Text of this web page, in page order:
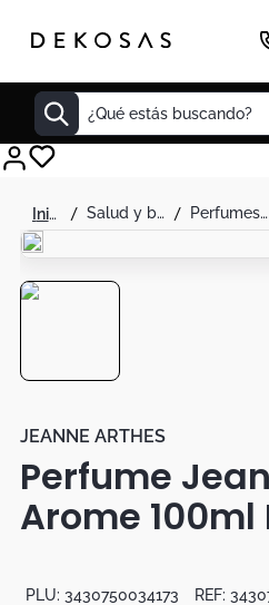
¿Qué estás buscando?
salud y belleza perfumes y splash
JEANNE ARTHES
Perfume
Arome 100ml
PLU: 3430750034173 REF:
Decoracion
Cuadro
Sillas
Duvet
Botas